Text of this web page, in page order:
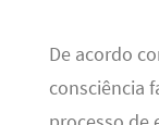
De acordo
consciência